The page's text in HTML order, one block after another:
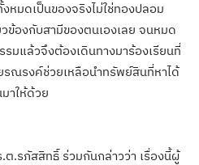
มดเป็นของจริงไม่ใช่ทองปลอม
ข้องกับสามีของตนเองเลย จนหมด
รมแล้วจึงต้องเดินทางมาร้องเรียนที่
รณรงค์ช่วยเหลือนำทรัพย์สินที่หาได้
าให้ด้วย
.รภัสสิทธิ์ ร่วมกันกล่าวว่า เรื่องนี้ผู้